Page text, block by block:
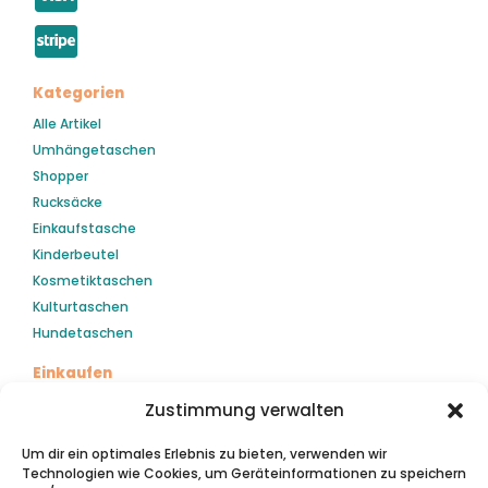
Zustimmung verwalten
Um dir ein optimales Erlebnis zu bieten, verwenden wir
Technologien wie Cookies, um Geräteinformationen zu speichern
Kategorien
Alle Artikel
Umhängetaschen
Shopper
Rucksäcke
Einkaufstasche
Kinderbeutel
Kosmetiktaschen
Kulturtaschen
Hundetaschen
Einkaufen
Warenkorb